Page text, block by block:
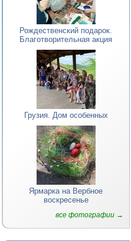
Рождественский подарок.
Благотворительная акция
Грузия. Дом особенных
Ярмарка на Вербное
воскресенье
все фотографии →